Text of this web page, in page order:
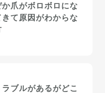
か爪がボロボロにな
きて原因がわからな
ラブルがあるがどこ